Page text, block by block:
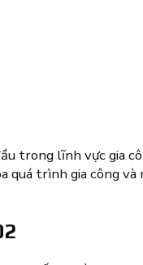
trong lĩnh vực gia
trình gia công